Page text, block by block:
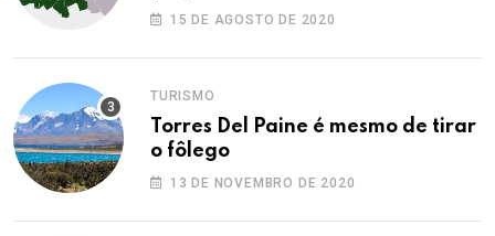
Ocidental
15 DE AGOSTO DE 2020
TURISMO
Torres Del Paine é mesmo de tirar
o fôlego
13 DE NOVEMBRO DE 2020